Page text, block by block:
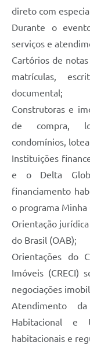
direto com
Durante o
serviços e
Cartórios de
matrículas,
documental;
Construtoras e
de compra,
condomínios,
Instituições
e o Delta
financiamento
o programa Minha
Orientação
do Brasil (OAB);
Orientações do
Imóveis (CRECI)
negociações
Atendimento
Habitacional e
habitacionais e